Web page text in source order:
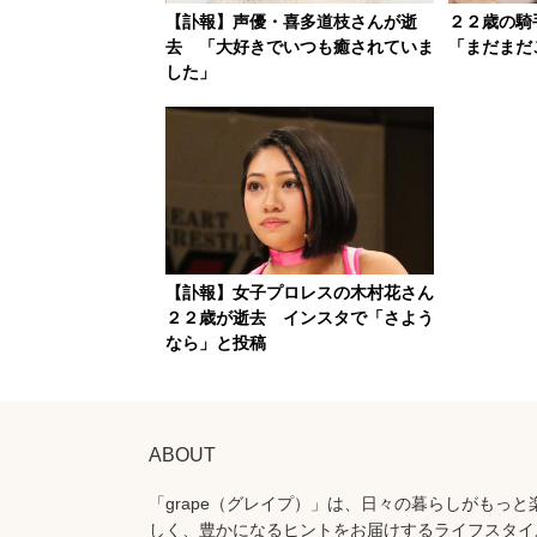
【訃報】声優・喜多道枝さんが逝
去 「大好きでいつも癒されていま
した」
２２歳の
「まだま
【訃報】女子プロレスの木村花さん
２２歳が逝去 インスタで「さよう
なら」と投稿
ABOUT
「grape（グレイプ）」は、日々の暮らしがもっと
しく、豊かになるヒントをお届けするライフスタ